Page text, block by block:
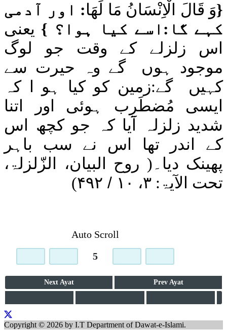
{وَ قَالَ الْاِنْسَانُ مَا لَهَا: اور آدمی
کہے گا:اسے کیا ہوا؟ } یعنی
اس زلزلے کے وقت جو لوگ
موجود ہوں
گے وہ حیرت سے
کہیں
گے:زمین کو کیا ہو ا کہ
ایسی مُضطَرِب ہوئی اور اتنا
شدید زلزلہ آیا کہ جو کچھ اس
کے اندر تھا اس نے سب باہر
پھینک دیا۔ ( روح البیان، الزّلزلۃ،
تحت الآیۃ: ۳، ۱۰ / ۴۹۲)
Auto Scroll
5
Next Ayat Prev Ayat
Copyright © 2026 by I.T Department of Dawat-e-Islami.